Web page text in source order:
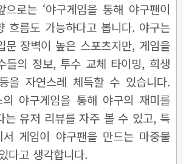
으로는 ‘야구게임을 통해 야구팬이
흐름도 가능하다고 봅니다. 야구는
문 장벽이 높은 스포츠지만, 게임을
들의 정보, 투수 교체 타이밍, 희생
을 자연스레 체득할 수 있습니다.
의 야구게임을 통해 야구의 재미를
는 유저 리뷰를 자주 볼 수 있고, 특
서 게임이 야구팬을 만드는 마중물
다고 생각합니다.